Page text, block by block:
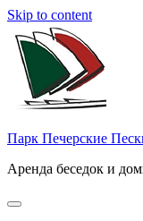
Skip to content
Парк Печерские
Аренда беседок и